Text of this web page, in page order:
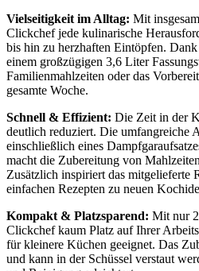
Vielseitigkeit im Alltag: Mit
Clickchef jede kulinarische
bis hin zu herzhaften Eintöpfen.
einem großzügigen 3,6 Liter
Familienmahlzeiten oder das
gesamte Woche.
Schnell & Effizient: Die Zeit in der
deutlich reduziert. Die umfangreiche
einschließlich eines
macht die Zubereitung von
Zusätzlich inspiriert das mitgelieferte
einfachen Rezepten zu neuen
Kompakt & Platzsparend: Mit nur
Clickchef kaum Platz auf Ihrer
für kleinere Küchen geeignet. Das
und kann in der Schüssel verstaut